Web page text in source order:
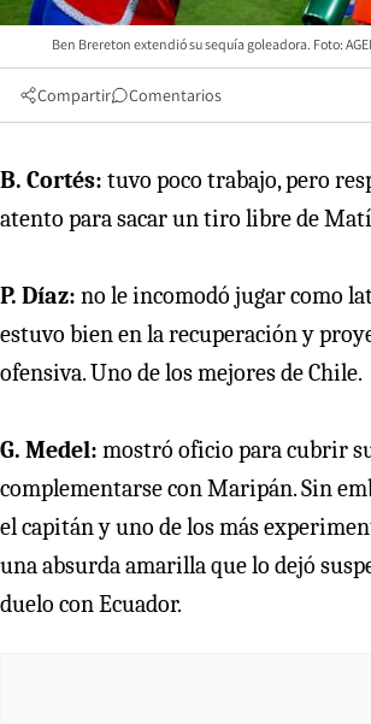
Ben Brereton extendió su sequía goleadora. Foto:
Compartir Comentarios
B. Cortés: tuvo poco trabajo, pero
atento para sacar un tiro libre de
P. Díaz: no le incomodó jugar como
estuvo bien en la recuperación y
ofensiva. Uno de los mejores de Chile.
G. Medel: mostró oficio para cubrir
complementarse con Maripán. Sin
el capitán y uno de los más
una absurda amarilla que lo dejó
duelo con Ecuador.